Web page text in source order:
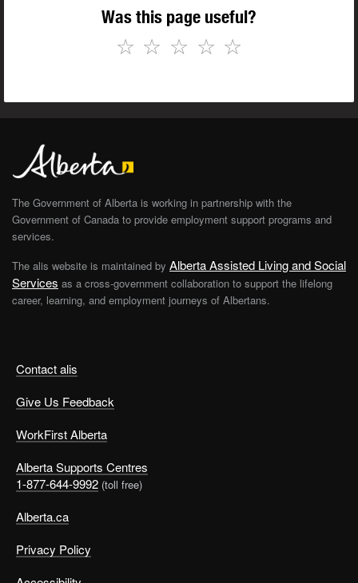
Was this page useful?
☆
☆
☆
☆
☆
Contact alis
Give Us Feedback
WorkFirst Alberta
Alberta Supports Centres
1-877-644-9992 (toll free)
Alberta.ca
Privacy Policy
The Government of Alberta is working in partnership with the
Government of Canada to provide employment support programs and
services.
The alis website is maintained by Alberta Assisted Living and Social
Services as a cross-government collaboration to support the lifelong
career, learning, and employment journeys of Albertans.